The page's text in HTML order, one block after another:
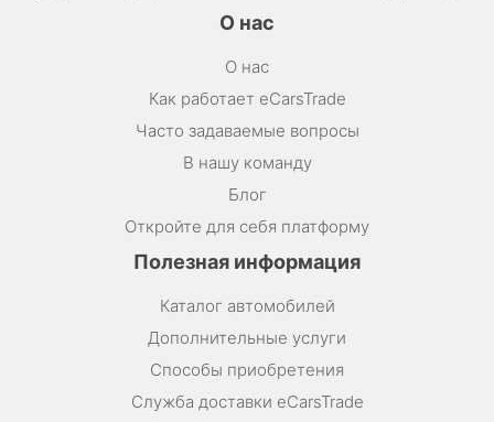
О нас
О нас
Как работает eCarsTrade
Часто задаваемые вопросы
В нашу команду
Блог
Откройте для себя платформу
Полезная информация
Каталог автомобилей
Дополнительные услуги
Способы приобретения
Служба доставки eCarsTrade